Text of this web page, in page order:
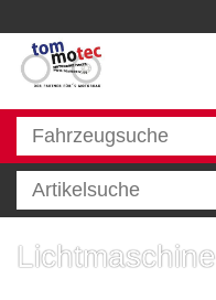
Lichtmaschine